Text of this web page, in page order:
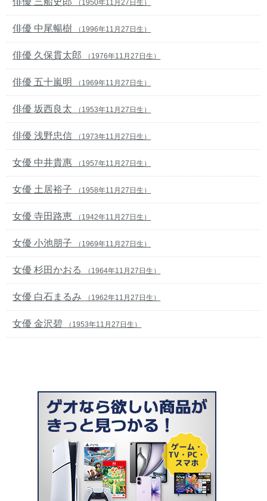
（1950年11月27日生）
俳優 中尾暢樹 （1996年11月27日生）
俳優 久保貫太郎 （1976年11月27日生）
俳優 五十嵐明 （1969年11月27日生）
俳優 坂西良太 （1953年11月27日生）
俳優 浅野忠信 （1973年11月27日生）
女優 中井貴惠 （1957年11月27日生）
女優 土居裕子 （1958年11月27日生）
女優 寺田路恵 （1942年11月27日生）
女優 小池朋子 （1969年11月27日生）
女優 杉田かおる （1964年11月27日生）
女優 白石まるみ （1962年11月27日生）
女優 金沢碧 （1953年11月27日生）